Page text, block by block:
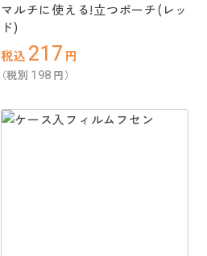
マルチに使える!立つポーチ(レッ
ド)
税込 217 円
（税別 198 円）